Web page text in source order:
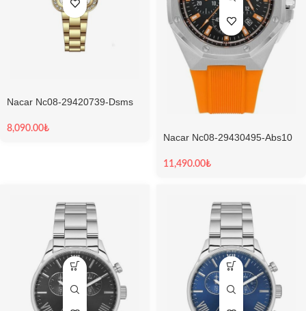
Nacar Nc08-29420739-Dsms
8,090.00₺
Nacar Nc08-29430495-Abs10
11,490.00₺